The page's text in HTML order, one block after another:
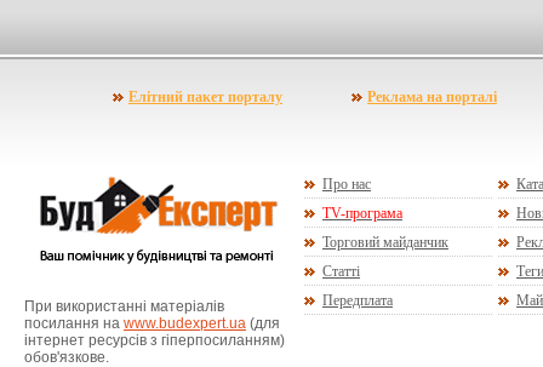
Елітний пакет порталу Реклама на порталі
При використанні матеріалів
посилання на www.budexpert.ua (для
інтернет ресурсів з гіперпосиланням)
обов'язкове.
Про нас
TV-програма
Торговий майданчик
Статті
Теги
Передплата